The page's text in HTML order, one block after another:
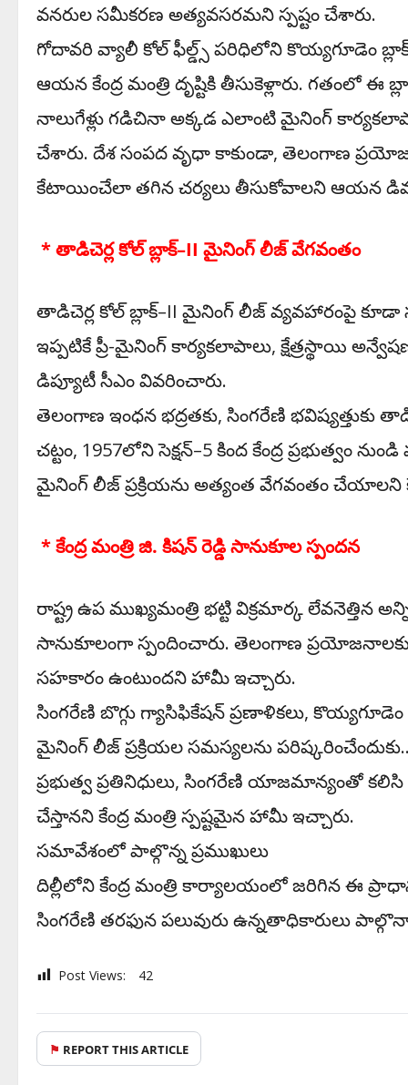
వనరుల సమీకరణ అత్యవసరమని స్పష్టం చేశారు.
​గోదావరి వ్యాలీ కోల్ ఫీల్డ్స్ పరిధిలోని కొయ్యగూడెం
ఆయన కేంద్ర మంత్రి దృష్టికి తీసుకెళ్లారు. గతంలో ఈ
నాలుగేళ్లు గడిచినా అక్కడ ఎలాంటి మైనింగ్
చేశారు. దేశ సంపద వృధా కాకుండా, తెలంగాణ
కేటాయించేలా తగిన చర్యలు తీసుకోవాలని ఆయన
​ * తాడిచెర్ల కోల్ బ్లాక్–II మైనింగ్ లీజ్ వేగవంతం
​తాడిచెర్ల కోల్ బ్లాక్–II మైనింగ్ లీజ్ వ్యవహారంపై కూడా
ఇప్పటికే ప్రీ-మైనింగ్ కార్యకలాపాలు, క్షేత్రస్థాయి
డిప్యూటీ సీఎం వివరించారు.
​తెలంగాణ ఇంధన భద్రతకు, సింగరేణి భవిష్యత్తుకు
చట్టం, 1957లోని సెక్షన్–5 కింద కేంద్ర ప్రభుత్వం
మైనింగ్ లీజ్ ప్రక్రియను అత్యంత వేగవంతం చేయాలని
​ * కేంద్ర మంత్రి జి. కిషన్ రెడ్డి సానుకూల స్పందన
​రాష్ట్ర ఉప ముఖ్యమంత్రి భట్టి విక్రమార్క లేవనెత్తిన
సానుకూలంగా స్పందించారు. తెలంగాణ ప్రయోజనాలకు,
సహకారం ఉంటుందని హామీ ఇచ్చారు.
​సింగరేణి బొగ్గు గ్యాసిఫికేషన్ ప్రణాళికలు,
మైనింగ్ లీజ్ ప్రక్రియల సమస్యలను
ప్రభుత్వ ప్రతినిధులు, సింగరేణి యాజమాన్యంతో
చేస్తానని కేంద్ర మంత్రి స్పష్టమైన హామీ ఇచ్చారు.
​సమావేశంలో పాల్గొన్న ప్రముఖులు
​దిల్లీలోని కేంద్ర మంత్రి కార్యాలయంలో జరిగిన ఈ
సింగరేణి తరఫున పలువురు ఉన్నతాధికారులు
Post Views: 42
⚑ REPORT THIS ARTICLE